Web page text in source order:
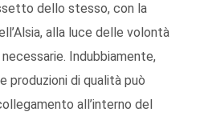
dello stesso, con la
alla luce delle volontà
Indubbiamente,
produzioni di qualità può
all’interno del